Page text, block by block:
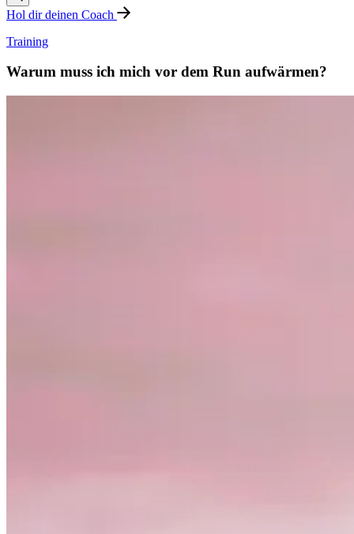
Hol dir deinen Coach
Training
Warum muss ich mich vor dem Run aufwärmen?